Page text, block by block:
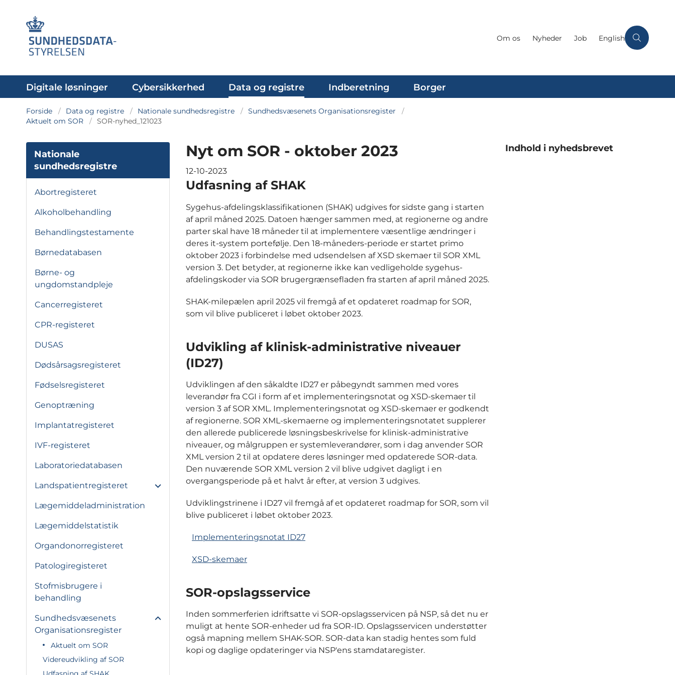
Om os Nyheder Job English
Digitale løsninger Cybersikkerhed Data og registre Indberetning Borger
Forside Data og registre Nationale sundhedsregistre
Sundhedsvæsenets Organisationsregister
Aktuelt om SOR
SOR-nyhed_121023
Nationale
sundhedsregistre
Abortregisteret
Alkoholbehandling
Behandlingstestamente
Børnedatabasen
Børne- og
ungdomstandpleje
Cancerregisteret
CPR-registeret
DUSAS
Dødsårsagsregisteret
Fødselsregisteret
Genoptræning
Implantatregisteret
IVF-registeret
Laboratoriedatabasen
Landspatientregisteret
Lægemiddeladministration
Lægemiddelstatistik
Organdonorregisteret
Patologiregisteret
Stofmisbrugere i
behandling
Sundhedsvæsenets
Organisationsregister
Aktuelt om SOR
Videreudvikling af SOR
Nyt om SOR - oktober 2023
12-10-2023
Udfasning af SHAK
Sygehus-afdelingsklassifikationen (SHAK) udgives for sidste gang i starten
af april måned 2025. Datoen hænger sammen med, at regionerne og andre
parter skal have 18 måneder til at implementere væsentlige ændringer i
deres it-system portefølje. Den 18-måneders-periode er startet primo
oktober 2023 i forbindelse med udsendelsen af XSD skemaer til SOR XML
version 3. Det betyder, at regionerne ikke kan vedligeholde sygehus-
afdelingskoder via SOR brugergrænsefladen fra starten af april måned 2025.
SHAK-milepælen april 2025 vil fremgå af et opdateret roadmap for SOR,
som vil blive publiceret i løbet oktober 2023.
Udvikling af klinisk-administrative niveauer
(ID27)
Udviklingen af den såkaldte ID27 er påbegyndt sammen med vores
leverandør fra CGI i form af et implementeringsnotat og XSD-skemaer til
version 3 af SOR XML. Implementeringsnotat og XSD-skemaer er godkendt
af regionerne. SOR XML-skemaerne og implementeringsnotatet supplerer
den allerede publicerede løsningsbeskrivelse for klinisk-administrative
niveauer, og målgruppen er systemleverandører, som i dag anvender SOR
XML version 2 til at opdatere deres løsninger med opdaterede SOR-data.
Den nuværende SOR XML version 2 vil blive udgivet dagligt i en
overgangsperiode på et halvt år efter, at version 3 udgives.
Udviklingstrinene i ID27 vil fremgå af et opdateret roadmap for SOR, som vil
blive publiceret i løbet oktober 2023.
Implementeringsnotat ID27
XSD-skemaer
SOR-opslagsservice
Inden sommerferien idriftsatte vi SOR-opslagsservicen på NSP, så det nu er
muligt at hente SOR-enheder ud fra SOR-ID. Opslagsservicen understøtter
også mapning mellem SHAK-SOR. SOR-data kan stadig hentes som fuld
kopi og daglige opdateringer via NSP'ens stamdataregister.
Indhold i nyhedsbrevet